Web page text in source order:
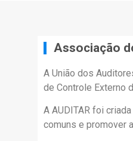
Associação
A União dos
de Controle Externo
A AUDITAR foi
comuns e promover